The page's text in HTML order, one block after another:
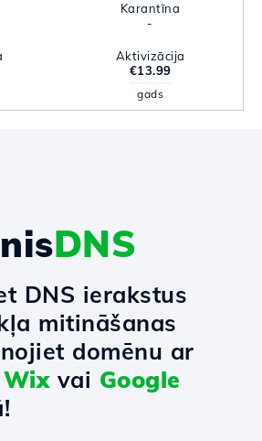
Karantīna
-
Aktivizācija
€13.99
gads
DNS
DNS ierakstus
mitināšanas
domēnu ar
Wixvai Google